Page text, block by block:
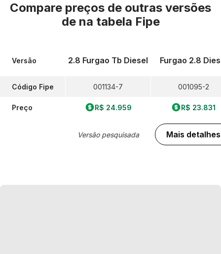
Compare preços de outras versões
de na tabela Fipe
Versão
Código Fipe
Preço
2.8 Furgao Tb Diesel
001134-7
R$ 24.959
Versão pesquisada
Furgao 2.8
001095-2
R$ 23.831
Mais detalhes